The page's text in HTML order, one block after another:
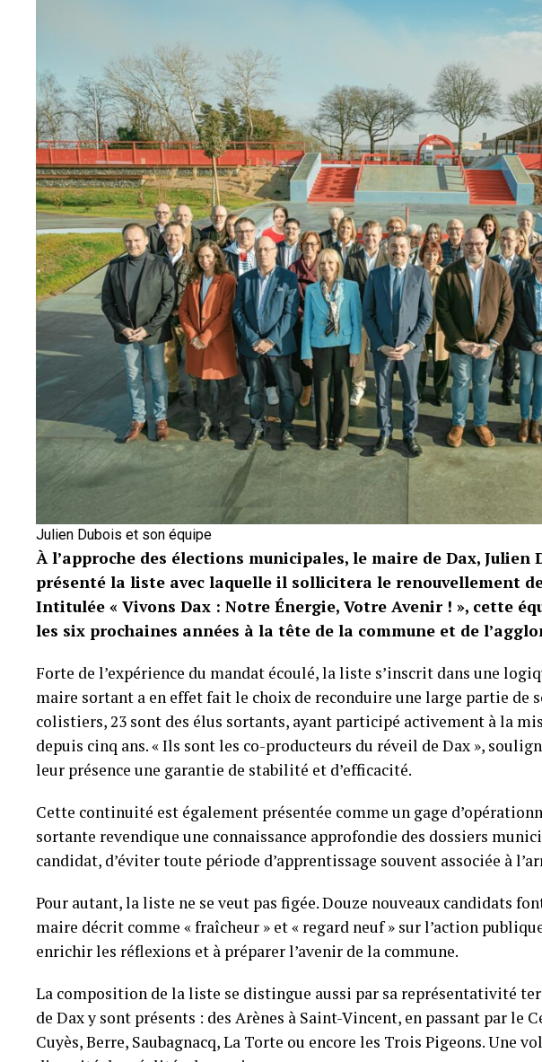
Julien Dubois et son équipe
À l’approche des élections municipales, le maire de Dax,
présenté la liste avec laquelle il sollicitera le renouvellement
Intitulée « Vivons Dax : Notre Énergie, Votre Avenir ! », cette
les six prochaines années à la tête de la commune et de
Forte de l’expérience du mandat écoulé, la liste s’inscrit dans une
maire sortant a en effet fait le choix de reconduire une large partie de
colistiers, 23 sont des élus sortants, ayant participé activement à la
depuis cinq ans. « Ils sont les co-producteurs du réveil de Dax »,
leur présence une garantie de stabilité et d’efficacité.
Cette continuité est également présentée comme un gage
sortante revendique une connaissance approfondie des dossiers
candidat, d’éviter toute période d’apprentissage souvent associée à
Pour autant, la liste ne se veut pas figée. Douze nouveaux candidats
maire décrit comme « fraîcheur » et « regard neuf » sur l’action
enrichir les réflexions et à préparer l’avenir de la commune.
La composition de la liste se distingue aussi par sa représentativité
de Dax y sont présents : des Arènes à Saint-Vincent, en passant par le
Cuyès, Berre, Saubagnacq, La Torte ou encore les Trois Pigeons. Une